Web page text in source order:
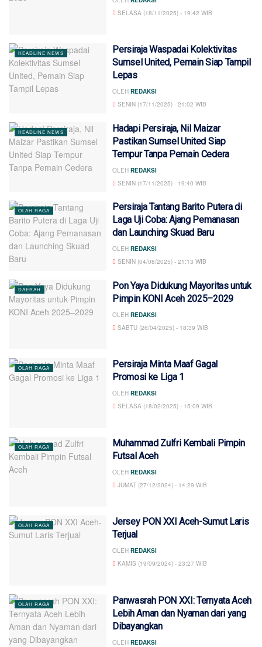
SELASA (18/11/2025) - 19:42 WIB
HEADLINE NEWS
Persiraja Waspadai Kolektivitas
Sumsel United, Pemain Siap Tampil
Lepas
OLEH REDAKSI
SENIN (17/11/2025) - 21:02 WIB
HEADLINE NEWS
Hadapi Persiraja, Nil Maizar
Pastikan Sumsel United Siap
Tempur Tanpa Pemain Cedera
OLEH REDAKSI
SENIN (17/11/2025) - 19:40 WIB
OLAH RAGA
Persiraja Tantang Barito Putera di
Laga Uji Coba: Ajang Pemanasan
dan Launching Skuad Baru
OLEH REDAKSI
SENIN (04/08/2025) - 21:13 WIB
DAERAH
Pon Yaya Didukung Mayoritas untuk
Pimpin KONI Aceh 2025–2029
OLEH REDAKSI
SABTU (26/04/2025) - 18:39 WIB
OLAH RAGA
Persiraja Minta Maaf Gagal
Promosi ke Liga 1
OLEH REDAKSI
SELASA (18/02/2025) - 15:09 WIB
OLAH RAGA
Muhammad Zulfri Kembali Pimpin
Futsal Aceh
OLEH REDAKSI
JUMAT (27/12/2024) - 14:29 WIB
OLAH RAGA
Jersey PON XXI Aceh-Sumut Laris
Terjual
OLEH REDAKSI
KAMIS (19/09/2024) - 23:27 WIB
OLAH RAGA
Panwasrah PON XXI: Ternyata Aceh
Lebih Aman dan Nyaman dari yang
Dibayangkan
OLEH REDAKSI